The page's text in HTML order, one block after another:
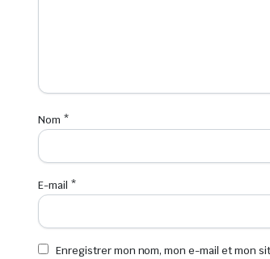
Nom *
E-mail *
Enregistrer mon nom, mon e-mail et mon